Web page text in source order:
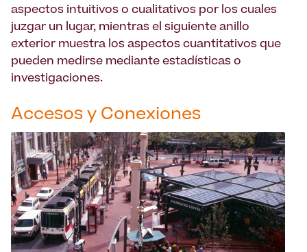
aspectos intuitivos o cualitativos por los cuales
juzgar un lugar, mientras el siguiente anillo
exterior muestra los aspectos cuantitativos que
pueden medirse mediante estadísticas o
investigaciones.
Accesos y Conexiones